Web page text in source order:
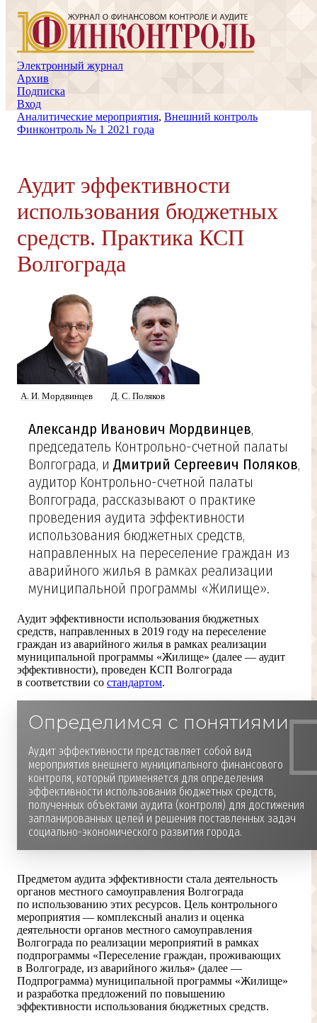
Электронный журнал
Архив
Подписка
Вход
Аналитические мероприятия, Внешний контроль
Финконтроль № 1 2021 года
Аудит эффективности
использования бюджетных
средств. Практика КСП
Волгограда
А. И. Мордвинцев Д. С. Поляков
Александр Иванович Мордвинцев,
председатель Контрольно-счетной палаты
Волгограда, и Дмитрий Сергеевич Поляков,
аудитор Контрольно-счетной палаты
Волгограда, рассказывают о практике
проведения аудита эффективности
использования бюджетных средств,
направленных на переселение граждан из
аварийного жилья в рамках реализации
муниципальной программы «Жилище».
Аудит эффективности использования бюджетных
средств, направленных в 2019 году на переселение
граждан из аварийного жилья в рамках реализации
муниципальной программы «Жилище» (далее — аудит
эффективности), проведен КСП Волгограда
в соответствии со стандартом.
Определимся с понятиями
Аудит эффективности представляет собой вид
мероприятия внешнего муниципального финансового
контроля, который применяется для определения
эффективности использования бюджетных средств,
полученных объектами аудита (контроля) для достижения
запланированных целей и решения поставленных задач
социально-экономического развития города.
Предметом аудита эффективности стала деятельность
органов местного самоуправления Волгограда
по использованию этих ресурсов. Цель контрольного
мероприятия — комплексный анализ и оценка
деятельности органов местного самоуправления
Волгограда по реализации мероприятий в рамках
подпрограммы «Переселение граждан, проживающих
в Волгограде, из аварийного жилья» (далее —
Подпрограмма) муниципальной программы «Жилище»
и разработка предложений по повышению
эффективности использования бюджетных средств.